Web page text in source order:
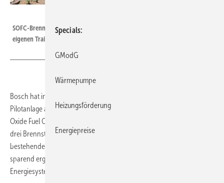
SOFC-Brennstoffzellen-Pilotanlage in direkter Nachbarschaft des Bosch-
eigenen Trainingszentrums Wernau.
Bosch hat im Trainingszentrum in Wernau eine Brennstoffzellen-
Pilotanlage auf SOFC-Basis in Betrieb genommen. SOFC steht für Solid
Oxide Fuel Cell oder Festoxid-Brennstoffzelle. Die Anlage besteht aus
drei Brennstoffzellen-Geräten für stationäre Anwendungen, die die
bestehende Stromversorgung des Bosch-Werks in Wernau CO
sparend ergänzen und die weitere Entwicklung dieser dezentralen
Energiesysteme vorantreiben.
Specials
GModG
Wärmepumpe
Heizungsförderung
Energiepreise